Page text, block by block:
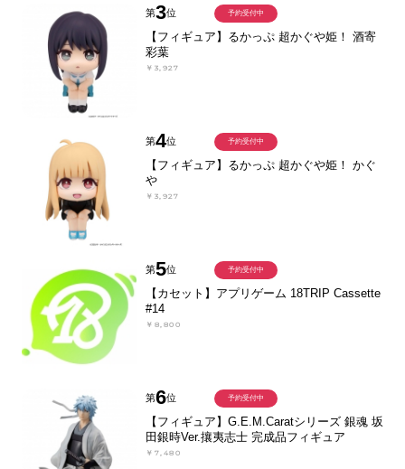
第3位
【フィギュア】るかっぷ 超かぐや姫！ 酒寄
彩葉
￥3,927
予約受付中
第4位
【フィギュア】るかっぷ 超かぐや姫！ かぐ
や
￥3,927
予約受付中
第5位
【カセット】アプリゲーム 18TRIP Cassette
#14
￥8,800
予約受付中
第6位
【フィギュア】G.E.M.Caratシリーズ 銀魂 坂
田銀時Ver.攘夷志士 完成品フィギュア
￥7,480
予約受付中